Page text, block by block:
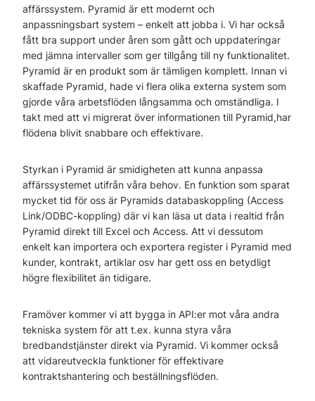
affärssystem. Pyramid är ett modernt och
anpassningsbart system – enkelt att jobba i. Vi har också
fått bra support under åren som gått och uppdateringar
med jämna intervaller som ger tillgång till ny funktionalitet.
Pyramid är en produkt som är tämligen komplett. Innan vi
skaffade Pyramid, hade vi flera olika externa system som
gjorde våra arbetsflöden långsamma och omständliga. I
takt med att vi migrerat över informationen till Pyramid,har
flödena blivit snabbare och effektivare.
Styrkan i Pyramid är smidigheten att kunna anpassa
affärssystemet utifrån våra behov. En funktion som sparat
mycket tid för oss är Pyramids databaskoppling (Access
Link/ODBC-koppling) där vi kan läsa ut data i realtid från
Pyramid direkt till Excel och Access. Att vi dessutom
enkelt kan importera och exportera register i Pyramid med
kunder, kontrakt, artiklar osv har gett oss en betydligt
högre flexibilitet än tidigare.
Framöver kommer vi att bygga in API:er mot våra andra
tekniska system för att t.ex. kunna styra våra
bredbandstjänster direkt via Pyramid. Vi kommer också
att vidareutveckla funktioner för effektivare
kontraktshantering och beställningsflöden.